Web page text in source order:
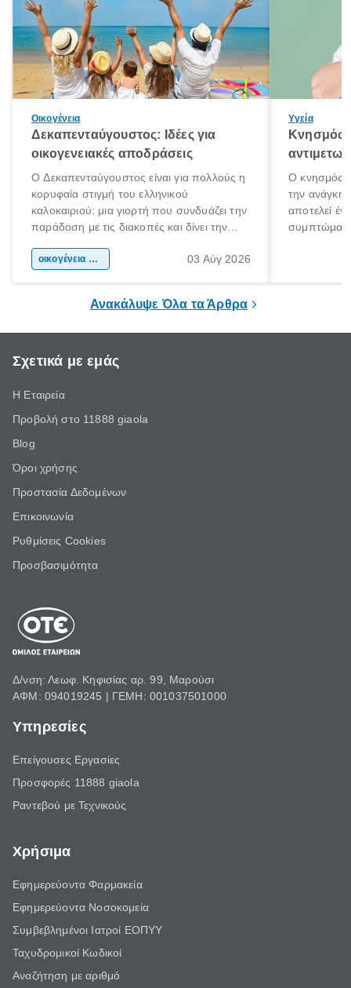
Οικογένεια
Δεκαπενταύγουστος: Ιδέες για
οικογενειακές αποδράσεις
Ο Δεκαπενταύγουστος είναι για πολλούς η
κορυφαία στιγμή του ελληνικού
καλοκαιριού: μια γιορτή που συνδυάζει την
παράδοση με τις διακοπές και δίνει την
χώρας. Είτε πρόκειται για λίγες μέρες
οικογένεια & παιδί 03 Αύγ 2026
Υγεία
Κνησμός:
Ο κνησμός
την ανάγκη
αποτελεί
Ανακάλυψε Όλα τα Άρθρα
Σχετικά με εμάς
Η Εταιρεία
Προβολή στο 11888 giaola
Blog
Όροι χρήσης
Προστασία Δεδομένων
Επικοινωνία
Ρυθμίσεις Cookies
Προσβασιμότητα
Δ/νση: Λεωφ. Κηφισίας αρ. 99, Μαρούσι
ΑΦΜ: 094019245 | ΓΕΜΗ: 001037501000
Υπηρεσίες
Επείγουσες Εργασίες
Προσφορές 11888 giaola
Ραντεβού με Τεχνικούς
Χρήσιμα
Εφημερεύοντα Φαρμακεία
Εφημερεύοντα Νοσοκομεία
Συμβεβλημένοι Ιατροί ΕΟΠΥΥ
Ταχυδρομικοί Κωδικοί
Αναζήτηση με αριθμό